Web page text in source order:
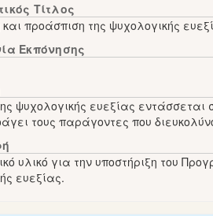
Τίτλος
προάσπιση της ψυχολογικής
Εκπόνησης
ψυχολογικής ευεξίας
τους παράγοντες που
υλικό για την υποστήριξη του
ευεξίας.